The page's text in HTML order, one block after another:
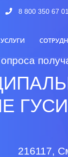
8 800 350 67 01
УСЛУГИ
216117,